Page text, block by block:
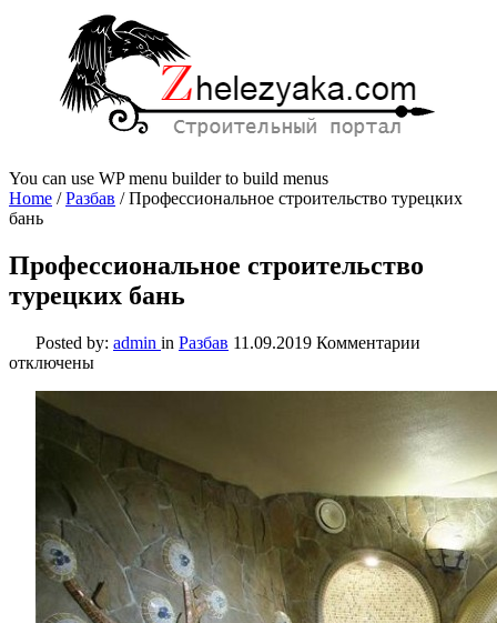
You can use WP menu builder to build menus
Home /Разбав /Профессиональное строительство турецких
бань
Профессиональное строительство
турецких бань
Posted by: admin in Разбав 11.09.2019 Комментарии
турецких
бань
отключены